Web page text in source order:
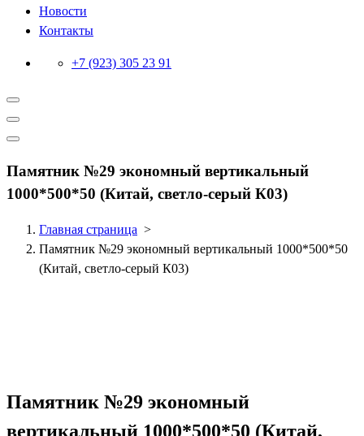
Новости
Контакты
+7 (923) 305 23 91
Памятник №29 экономный вертикальный
1000*500*50 (Китай, светло-серый К03)
Главная страница >
Памятник №29 экономный вертикальный 1000*500*50
(Китай, светло-серый К03)
Памятник №29 экономный
вертикальный 1000*500*50 (Китай,